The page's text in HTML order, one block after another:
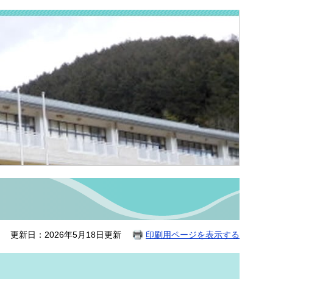
更新日：2026年5月18日更新 印刷用ページを表示する